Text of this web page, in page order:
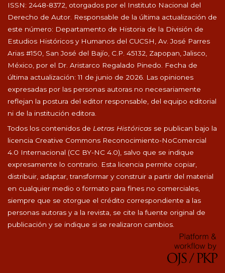
ISSN: 2448-8372, otorgados por el Instituto Nacional del
Derecho de Autor. Responsable de la última actualización de
este número: Departamento de Historia de la División de
Estudios Históricos y Humanos del CUCSH, Av. José Parres
Arias #150, San José del Bajío, C.P. 45132, Zapopan, Jalisco,
México, por el Dr. Aristarco Regalado Pinedo. Fecha de
última actualización: 11 de junio de 2026. Las opiniones
expresadas por las personas autoras no necesariamente
reflejan la postura del editor responsable, del equipo editorial
ni de la institución editora.
Todos los contenidos de Letras Históricas se publican bajo la
licencia Creative Commons Reconocimiento-NoComercial
4.0 Internacional (CC BY-NC 4.0), salvo que se indique
expresamente lo contrario. Esta licencia permite copiar,
distribuir, adaptar, transformar y construir a partir del material
en cualquier medio o formato para fines no comerciales,
siempre que se otorgue el crédito correspondiente a las
personas autoras y a la revista, se cite la fuente original de
publicación y se indique si se realizaron cambios.